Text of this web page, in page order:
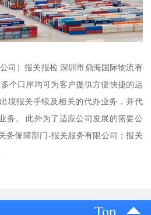
司）报关报检 深圳市鼎海国际物流有
个口岸均可为客户提供方便快捷的运
境报关手续及相关的代办业务，并代
务。 此外为了适应公司发展的需要公
务保障部门-报关服务有限公司；报关
Top